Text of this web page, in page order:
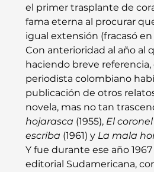
el primer trasplante de
fama eterna al procurar
igual extensión (fracasó
Con anterioridad al año al
haciendo breve referencia,
periodista colombiano
publicación de otros
novela, mas no tan
hojarasca (1955), El
escriba (1961) y La mala
Y fue durante ese año
editorial Sudamericana,